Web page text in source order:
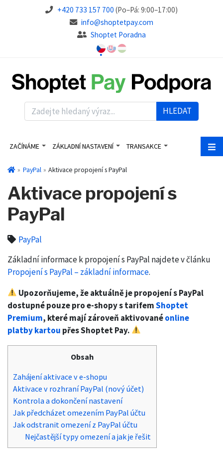
+420 733 157 700 (Po–Pá: 9:00–17:00)
info@shoptetpay.com
Shoptet Poradna
HLEDAT
ZAČÍNÁME ZÁKLADNÍ NASTAVENÍ TRANSAKCE
PayPal Aktivace propojení s PayPal
Aktivace propojení s
PayPal
PayPal
Základní informace k propojení s PayPal najdete v článku
Propojení s PayPal – základní informace.
Upozorňujeme, že aktuálně je propojení s PayPal
dostupné pouze pro e-shopy s tarifemShoptet
Premium, které mají zároveň aktivovanéonline
platby kartou přes Shoptet Pay.
Obsah
Zahájení aktivace v e-shopu
Aktivace v rozhraní PayPal (nový účet)
Kontrola a dokončení nastavení
Jak předcházet omezením PayPal účtu
Jak odstranit omezení z PayPal účtu
Nejčastější typy omezení a jak je řešit